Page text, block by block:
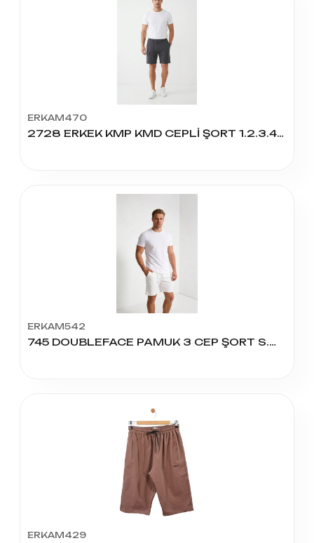
ERKAM470
2728 ERKEK KMP KMD CEPLİ ŞORT 1.2.3.4.5
ERKAM542
745 DOUBLEFACE PAMUK 3 CEP ŞORT S.M.L.XL.2XL
ERKAM429